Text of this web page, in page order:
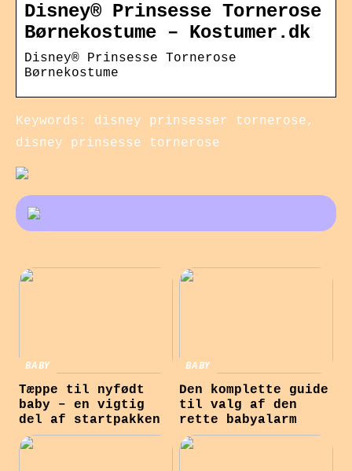
Disney® Prinsesse Tornerose
Børnekostume – Kostumer.dk
Disney® Prinsesse Tornerose
Børnekostume
Keywords: disney prinsesser tornerose,
disney prinsesse tornerose
BABY
Tæppe til nyfødt
baby – en vigtig
del af startpakken
BABY
Den komplette guide
til valg af den
rette babyalarm